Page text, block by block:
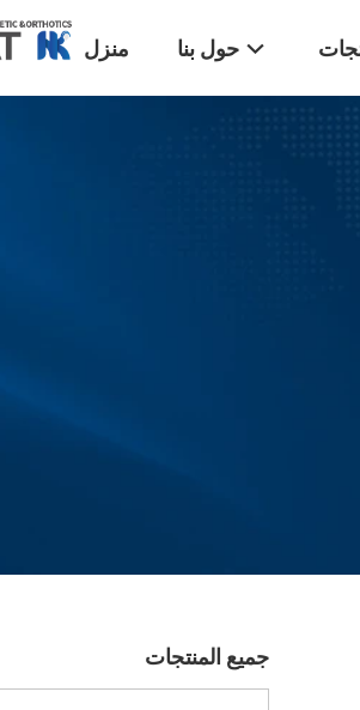
منزل حول بنا
جميع المنتجات